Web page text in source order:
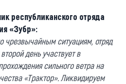
республиканского отряда
«Зубр»:
чрезвычайным ситуациям, отряд
день участвует в
сильного ветра на
«Трактор». Ликвидируем